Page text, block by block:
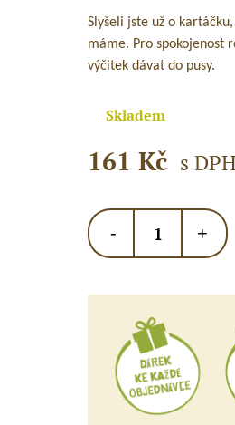
Slyšeli jste už o
máme. Pro spokojenost
výčitek dávat do pusy.
Skladem
161 Kč s DPH
-
Oboustranný
zubní
kartáček
dásně
množství
+